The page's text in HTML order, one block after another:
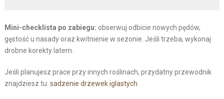
Mini-checklista po zabiegu: obserwuj odbicie nowych pędów,
gęstość u nasady oraz kwitnienie w sezonie. Jeśli trzeba, wykonaj
drobne korekty latem.
Jeśli planujesz prace przy innych roślinach, przydatny przewodnik
znajdziesz tu: sadzenie drzewek iglastych